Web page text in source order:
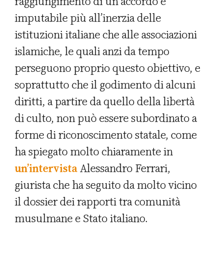
imputabile più all’inerzia delle
istituzioni italiane che alle associazioni
islamiche, le quali anzi da tempo
perseguono proprio questo obiettivo, e
soprattutto che il godimento di alcuni
diritti, a partire da quello della libertà
di culto, non può essere subordinato a
forme di riconoscimento statale, come
ha spiegato molto chiaramente in
un’intervistaAlessandro Ferrari,
giurista che ha seguito da molto vicino
il dossier dei rapporti tra comunità
musulmane e Stato italiano.